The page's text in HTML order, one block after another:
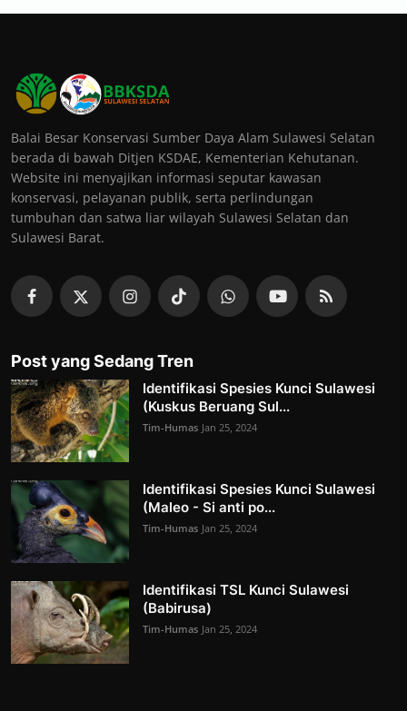
Balai Besar Konservasi Sumber Daya Alam Sulawesi Selatan
berada di bawah Ditjen KSDAE, Kementerian Kehutanan.
Website ini menyajikan informasi seputar kawasan
konservasi, pelayanan publik, serta perlindungan
tumbuhan dan satwa liar wilayah Sulawesi Selatan dan
Sulawesi Barat.
Post yang Sedang Tren
Identifikasi Spesies Kunci Sulawesi
(Kuskus Beruang Sul...
Tim-Humas Jan 25, 2024
Identifikasi Spesies Kunci Sulawesi
(Maleo - Si anti po...
Tim-Humas Jan 25, 2024
Identifikasi TSL Kunci Sulawesi
(Babirusa)
Tim-Humas Jan 25, 2024